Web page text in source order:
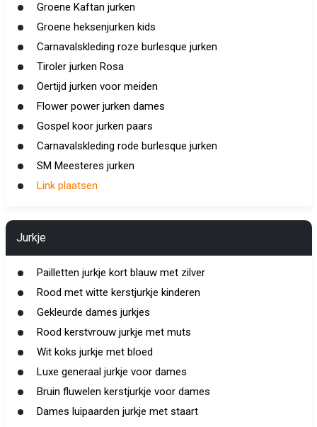
Groene Kaftan jurken
Groene heksenjurken kids
Carnavalskleding roze burlesque jurken
Tiroler jurken Rosa
Oertijd jurken voor meiden
Flower power jurken dames
Gospel koor jurken paars
Carnavalskleding rode burlesque jurken
SM Meesteres jurken
Link plaatsen
Jurkje
Pailletten jurkje kort blauw met zilver
Rood met witte kerstjurkje kinderen
Gekleurde dames jurkjes
Rood kerstvrouw jurkje met muts
Wit koks jurkje met bloed
Luxe generaal jurkje voor dames
Bruin fluwelen kerstjurkje voor dames
Dames luipaarden jurkje met staart